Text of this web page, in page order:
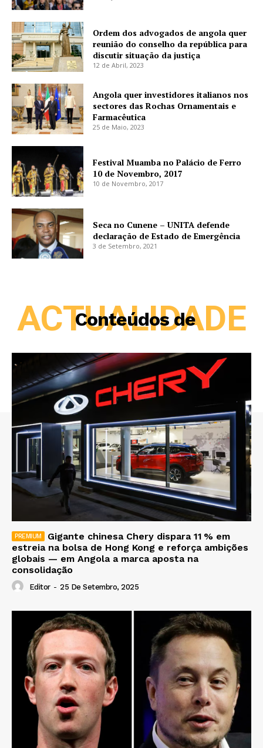
Ordem dos advogados de angola quer
reunião do conselho da república para
discutir situação da justiça
12 de Abril, 2023
Angola quer investidores italianos nos
sectores das Rochas Ornamentais e
Farmacêutica
25 de Maio, 2023
Festival Muamba no Palácio de Ferro
10 de Novembro, 2017
10 de Novembro, 2017
Seca no Cunene – UNITA defende
declaração de Estado de Emergência
3 de Setembro, 2021
Conteúdos de
ACTUALIDADE
Gigante chinesa Chery dispara 11 % em
estreia na bolsa de Hong Kong e reforça ambições
globais — em Angola a marca aposta na
consolidação
Editor - 25 De Setembro, 2025